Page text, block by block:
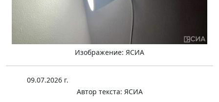
Изображение: ЯСИА
09.07.2026 г.
Автор текста: ЯСИА